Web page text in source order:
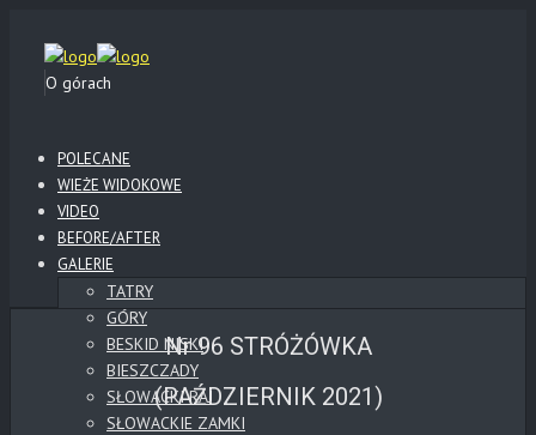
O górach
POLECANE
WIEŻE WIDOKOWE
VIDEO
BEFORE/AFTER
GALERIE
TATRY
GÓRY
BESKID NISKI
BIESZCZADY
SŁOWACKI RAJ
SŁOWACKIE ZAMKI
Nr 96 STRÓŻÓWKA
(PAŹDZIERNIK 2021)